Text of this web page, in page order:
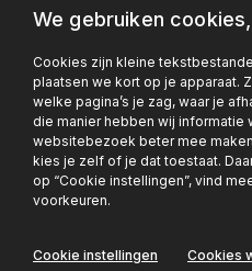
Privacy policy
We gebruiken
Cookies zijn kleine
plaatsen we kort op je apparaat.
welke pagina’s je zag, waar je
die manier hebben wij informatie
websitebezoek beter mee
kies je zelf of je dat toestaat.
op “Cookie instellingen”, vind
voorkeuren.
Cookie instellingen Cookies